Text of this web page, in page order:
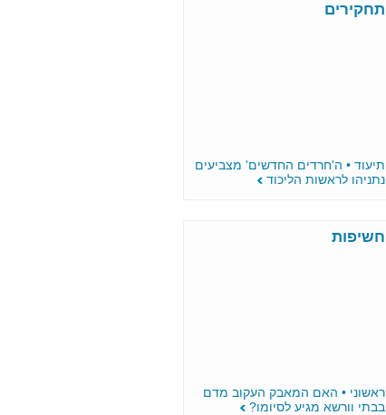
תחקירים
תיעוד • ה'חרדים החדשים' מצביעים
נתניהו לראשות הליכוד
חשיפות
ראשוני • האם המאבק העקוב מדם
בבתי וורשא מגיע לסיומו?